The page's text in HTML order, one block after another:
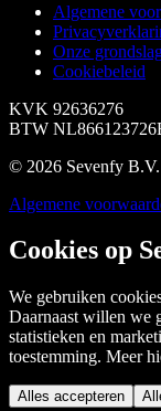
Algemene
Onze
Cookiebeleid
KVK 92636276
BTW
© 2026 Sevenfy B.V.
Algemene
Cookies op
We gebruiken
Daarnaast willen we
statistieken en
toestemming. Meer
Alles accepteren